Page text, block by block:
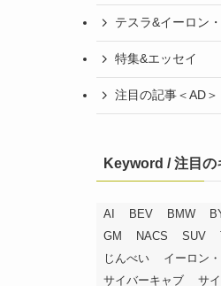
テスラ&イーロン
特集&エッセイ
注目の記事＜AD＞
Keyword / 注目の
AI BEV BMW
GM
NACS SUV
じんべい
イーロン
サイバーキャブ
サ